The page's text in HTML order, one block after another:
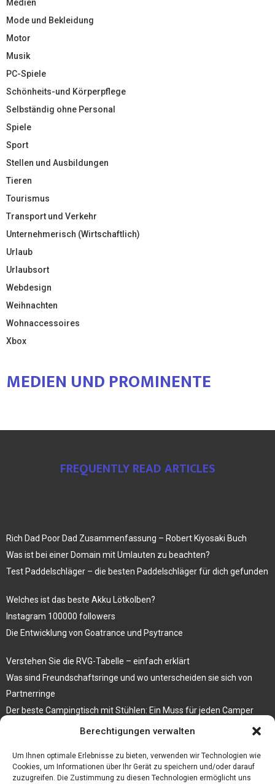
Berechtigungen verwalten
Um Ihnen optimale Erlebnisse zu bieten, verwenden wir Technologien wie
Cookies, um Informationen über Ihr Gerät zu speichern und/oder darauf
zuzugreifen. Die Zustimmung zu diesen Technologien ermöglicht uns
Medien
Mode und Bekleidung
Motor
Musik
PC-Spiele
Schönheits-und Körperpflege
Selbständig ohne Personal
Spiele
Sport
Stellen und Ausbildungen
Tieren
Tourismus
Transport und Verkehr
Unternehmerisch (Wirtschaftlich)
Urlaub
Urlaubsort
Webdesign
Weihnachten
Wohnaccessoires
Xbox
MEDIEN UND PROMINENTE
FREQUENTLY READ ARTICLES
Rich Dad Poor Dad Zusammenfassung – Robert Kiyosaki Buch
Was ist bei einer Domain mit Umlauten zu beachten?
Test Paddelschläger – die besten Paddelschläger für dich gefunden
Welches ist das beste Akku Lötkolben?
Instagram 100000 followers
Die Entwicklung von Goatrance und Psytrance
Verstehen Sie die RVG-Tabelle – einfach erklärt
Was sind Freundschaftsringe und wo unterscheiden sie sich von
Partnerringe
Der beste Campingtisch mit Stühlen: Ein Muss für jeden Camper
Die Küche als Platz der Gemeinschaft
Elektrokamin Bestseller – die besten Stücke für Ihr Zuhause